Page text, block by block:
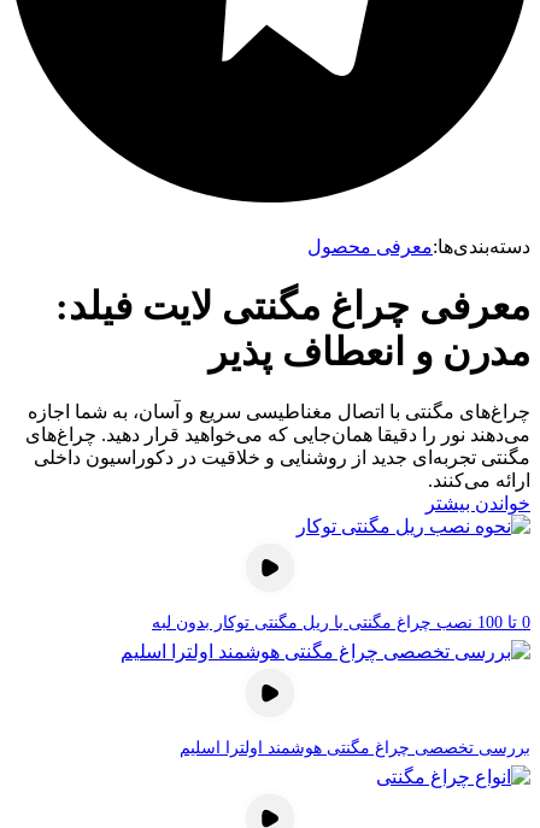
دسته‌بندی‌ها:معرفی محصول
معرفی چراغ مگنتی لایت فیلد:
مدرن و انعطاف پذیر
چراغ‌های مگنتی با اتصال مغناطیسی سریع و آسان، به شما اجازه
می‌دهند نور را دقیقا همان‌جایی که می‌خواهید قرار دهید. چراغ‌های
مگنتی تجربه‌ای جدید از روشنایی و خلاقیت در دکوراسیون داخلی
ارائه می‌کنند.
خواندن بیشتر
0 تا 100 نصب چراغ مگنتی با ریل مگنتی توکار بدون لبه
بررسی تخصصی چراغ مگنتی هوشمند اولترا اسلیم